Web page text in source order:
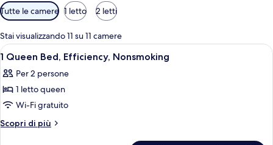
Filtri
disponibili
per
le
camere
Tutte le camere 1 letto 2 letti
Stai visualizzando 11 su 11 camere
Apri
tutte
le
foto
per
1
Una camera d'albergo con un letto,
5
1 Queen Bed, Efficiency, Nonsmoking
Per 2 persone
1 letto queen
Wi-Fi gratuito
Scopri di più
Altri